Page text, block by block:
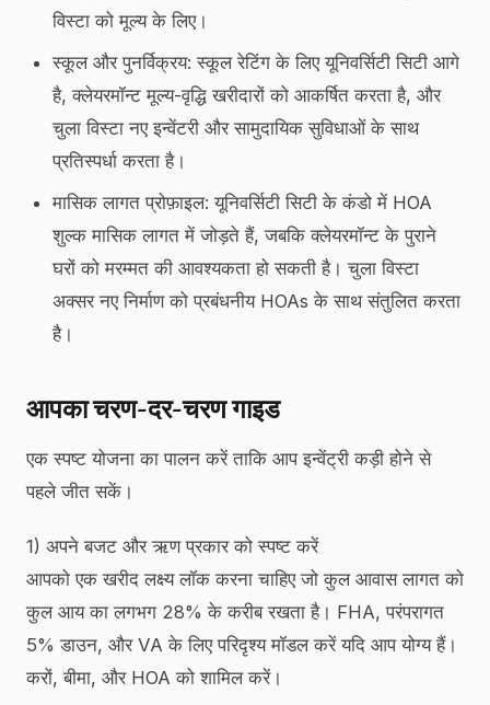
विस्टा को मूल्य के लिए।
स्कूल और पुनर्विक्रय: स्कूल रेटिंग के लिए यूनिवर्सिटी सिटी आगे
है, क्लेयरमॉन्ट मूल्य-वृद्धि खरीदारों को आकर्षित करता है, और
चुला विस्टा नए इन्वेंटरी और सामुदायिक सुविधाओं के साथ
प्रतिस्पर्धा करता है।
मासिक लागत प्रोफ़ाइल: यूनिवर्सिटी सिटी के कंडो में HOA
शुल्क मासिक लागत में जोड़ते हैं, जबकि क्लेयरमॉन्ट के पुराने
घरों को मरम्मत की आवश्यकता हो सकती है। चुला विस्टा
अक्सर नए निर्माण को प्रबंधनीय HOAs के साथ संतुलित करता
है।
आपका चरण-दर-चरण गाइड
एक स्पष्ट योजना का पालन करें ताकि आप इन्वेंट्री कड़ी होने से
पहले जीत सकें।
1) अपने बजट और ऋण प्रकार को स्पष्ट करें
आपको एक खरीद लक्ष्य लॉक करना चाहिए जो कुल आवास लागत को
कुल आय का लगभग 28% के करीब रखता है। FHA, परंपरागत
5% डाउन, और VA के लिए परिदृश्य मॉडल करें यदि आप योग्य हैं।
करों, बीमा, और HOA को शामिल करें।